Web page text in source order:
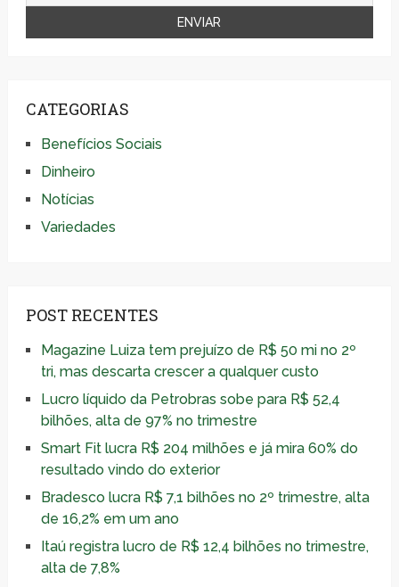
CATEGORIAS
Benefícios Sociais
Dinheiro
Notícias
Variedades
POST RECENTES
Magazine Luiza tem prejuízo de R$ 50 mi no 2º
tri, mas descarta crescer a qualquer custo
Lucro líquido da Petrobras sobe para R$ 52,4
bilhões, alta de 97% no trimestre
Smart Fit lucra R$ 204 milhões e já mira 60% do
resultado vindo do exterior
Bradesco lucra R$ 7,1 bilhões no 2º trimestre, alta
de 16,2% em um ano
Itaú registra lucro de R$ 12,4 bilhões no trimestre,
alta de 7,8%